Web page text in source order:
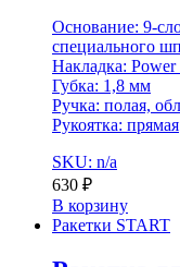
Основание: 9-
специального
Накладка:
Губка: 1,8 мм
Ручка: полая,
Рукоятка: прямая
SKU: n/a
630 ₽
В корзину
Ракетки START